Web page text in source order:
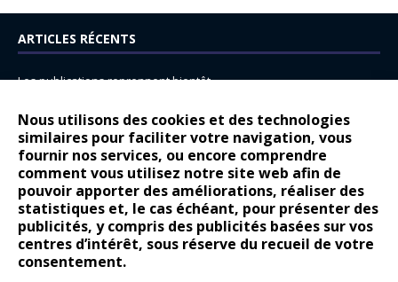
Nous utilisons des cookies et des technologies
similaires pour faciliter votre navigation, vous
fournir nos services, ou encore comprendre
comment vous utilisez notre site web afin de
pouvoir apporter des améliorations, réaliser des
statistiques et, le cas échéant, pour présenter des
publicités, y compris des publicités basées sur vos
centres d’intérêt, sous réserve du recueil de votre
consentement.
ARTICLES RÉCENTS
Les publications reprennent bientôt…
14 juillet : nouveau film de marque pour Citroën
Renault Espace : voyage, voyage…
Peugeot E-208 GTi : naissance d’une légende
COMMENTAIRES RÉCENTS
Bernard Dardartdans